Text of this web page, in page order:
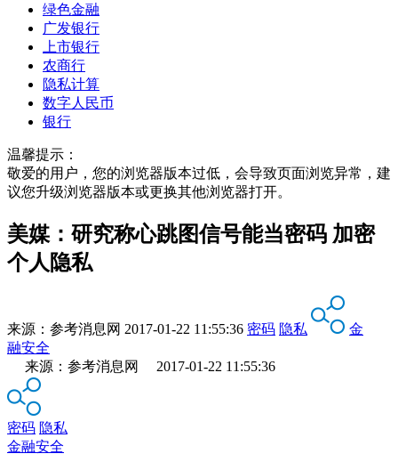
绿色金融
广发银行
上市银行
农商行
隐私计算
数字人民币
银行
温馨提示：
敬爱的用户，您的浏览器版本过低，会导致页面浏览异常，建
议您升级浏览器版本或更换其他浏览器打开。
美媒：研究称心跳图信号能当密码 加密
个人隐私
来源： 参考消息网 2017-01-22 11:55:36 密码 隐私
金
融安全
来源：参考消息网 2017-01-22 11:55:36
密码 隐私
金融安全